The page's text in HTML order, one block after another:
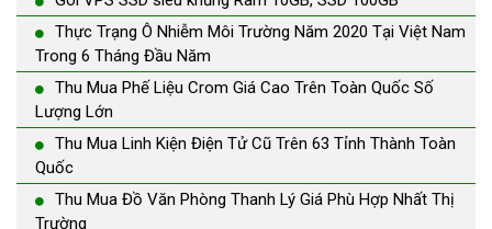
Thực Trạng Ô Nhiễm Môi Trường Năm 2020 Tại Việt Nam
Trong 6 Tháng Đầu Năm
Thu Mua Phế Liệu Crom Giá Cao Trên Toàn Quốc Số
Lượng Lớn
Thu Mua Linh Kiện Điện Tử Cũ Trên 63 Tỉnh Thành Toàn
Quốc
Thu Mua Đồ Văn Phòng Thanh Lý Giá Phù Hợp Nhất Thị
Trường